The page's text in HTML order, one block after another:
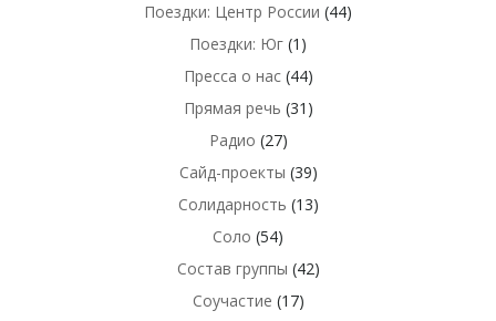
Поездки: Центр России (44)
Поездки: Юг (1)
Пресса о нас(44)
Прямая речь (31)
Радио (27)
Сайд-проекты (39)
Солидарность (13)
Соло (54)
Состав группы (42)
Соучастие (17)